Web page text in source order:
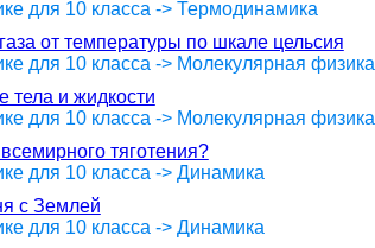
для 10 класса -> Термодинамика
от температуры по шкале цельсия
для 10 класса -> Молекулярная физика
и жидкости
для 10 класса -> Молекулярная физика
тяготения?
для 10 класса -> Динамика
с Землей
для 10 класса -> Динамика